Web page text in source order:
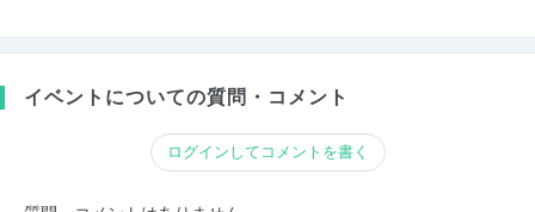
イベントについての質問・コメント
ログインしてコメントを書く